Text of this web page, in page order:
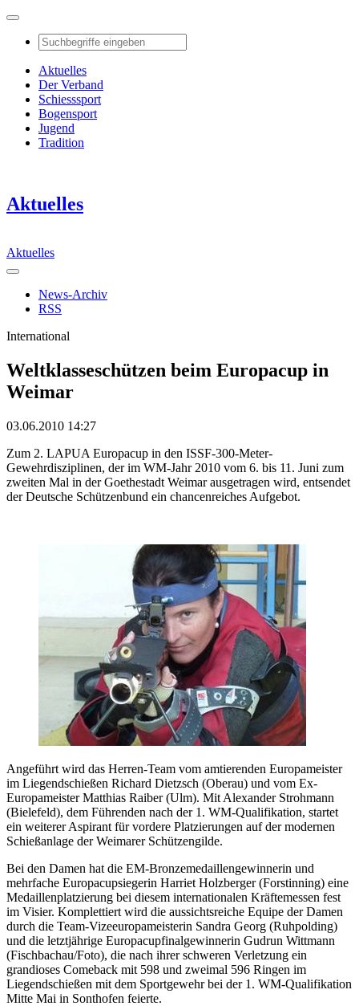
Aktuelles
Der Verband
Schiesssport
Bogensport
Jugend
Tradition
Aktuelles
Aktuelles
News-Archiv
RSS
International
Weltklasseschützen beim Europacup in
Weimar
03.06.2010 14:27
Zum 2. LAPUA Europacup in den ISSF-300-Meter-
Gewehrdisziplinen, der im WM-Jahr 2010 vom 6. bis 11. Juni zum
zweiten Mal in der Goethestadt Weimar ausgetragen wird, entsendet
der Deutsche Schützenbund ein chancenreiches Aufgebot.
Angeführt wird das Herren-Team vom amtierenden Europameister
im Liegendschießen Richard Dietzsch (Oberau) und vom Ex-
Europameister Matthias Raiber (Ulm). Mit Alexander Strohmann
(Bielefeld), dem Führenden nach der 1. WM-Qualifikation, startet
ein weiterer Aspirant für vordere Platzierungen auf der modernen
Schießanlage der Weimarer Schützengilde.
Bei den Damen hat die EM-Bronzemedaillengewinnerin und
mehrfache Europacupsiegerin Harriet Holzberger (Forstinning) eine
Medaillenplatzierung bei diesem internationalen Kräftemessen fest
im Visier. Komplettiert wird die aussichtsreiche Equipe der Damen
durch die Team-Vizeeuropameisterin Sandra Georg (Ruhpolding)
und die letztjährige Europacupfinalgewinnerin Gudrun Wittmann
(Fischbachau/Foto), die nach ihrer schweren Verletzung ein
grandioses Comeback mit 598 und zweimal 596 Ringen im
Liegendschießen mit dem Sportgewehr bei der 1. WM-Qualifikation
Mitte Mai in Sonthofen feierte.